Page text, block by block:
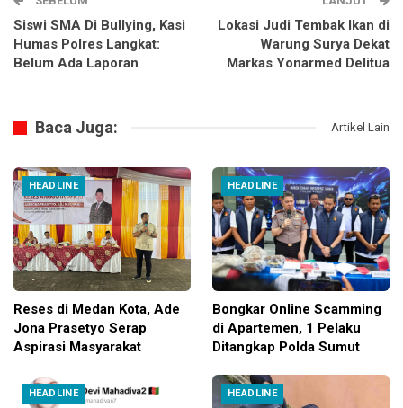
Siswi SMA Di Bullying, Kasi
Humas Polres Langkat:
Belum Ada Laporan
Lokasi Judi Tembak Ikan di
Warung Surya Dekat
Markas Yonarmed Delitua
Baca Juga: Artikel Lain
HEADLINE
Reses di Medan Kota, Ade
Jona Prasetyo Serap
Aspirasi Masyarakat
HEADLINE
Bongkar Online Scamming
di Apartemen, 1 Pelaku
Ditangkap Polda Sumut
HEADLINE HEADLINE